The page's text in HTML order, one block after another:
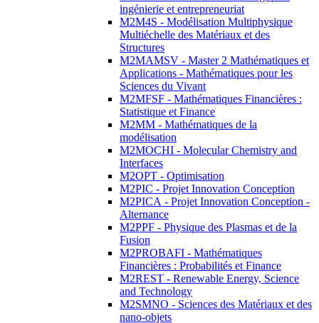
ingénierie et entrepreneuriat
M2M4S - Modélisation Multiphysique
Multiéchelle des Matériaux et des
Structures
M2MAMSV - Master 2 Mathématiques et
Applications - Mathématiques pour les
Sciences du Vivant
M2MFSF - Mathématiques Financières :
Statistique et Finance
M2MM - Mathématiques de la
modélisation
M2MOCHI - Molecular Chemistry and
Interfaces
M2OPT - Optimisation
M2PIC - Projet Innovation Conception
M2PICA - Projet Innovation Conception -
Alternance
M2PPF - Physique des Plasmas et de la
Fusion
M2PROBAFI - Mathématiques
Financières : Probabilités et Finance
M2REST - Renewable Energy, Science
and Technology
M2SMNO - Sciences des Matériaux et des
nano-objets